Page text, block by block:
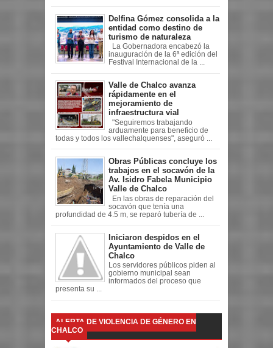
Delfina Gómez consolida a la
entidad como destino de
turismo de naturaleza
La Gobernadora encabezó la
inauguración de la 6ª edición del
Festival Internacional de la ...
Valle de Chalco avanza
rápidamente en el
mejoramiento de
infraestructura vial
"Seguiremos trabajando
arduamente para beneficio de
todas y todos los vallechalquenses", aseguró ...
Obras Públicas concluye los
trabajos en el socavón de la
Av. Isidro Fabela Municipio
Valle de Chalco
En las obras de reparación del
socavón que tenía una
profundidad de 4.5 m, se reparó tubería de ...
Iniciaron despidos en el
Ayuntamiento de Valle de
Chalco
Los servidores públicos piden al
gobierno municipal sean
informados del proceso que
presenta su ...
ALERTA DE VIOLENCIA DE GÉNERO EN
CHALCO